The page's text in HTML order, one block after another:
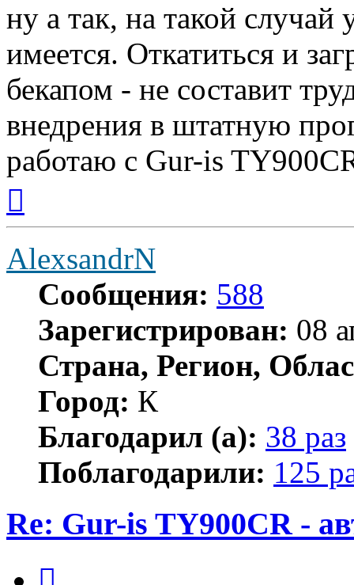
ну а так, на такой
имеется. Откатиться и
бекапом - не составит
внедрения в штатную
работаю с Gur-is
началу
AlexsandrN
Сообщения: 588
Зарегистрирован: 08
Страна, Регион,
Город: К
Благодарил (а): 38 раз
Поблагодарили: 125
Re: Gur-is TY900CR -